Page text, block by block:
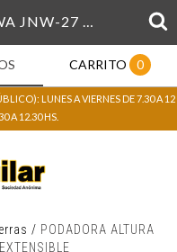
PODADORA ALTURA NIWA JNW-27 27.2C EXTENSIBLE
CARRITO 0
LUNES A VIERNES DE 7.30 A 12
A 12.30 HS.
/ PODADORA ALTURA